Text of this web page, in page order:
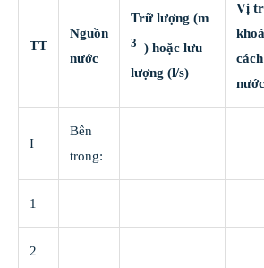
TT
Nguồn
nước
Trữ lượng (m
3
) hoặc lưu
lượng (l/s)
Vị
nước
I
Bên
trong:
1
2